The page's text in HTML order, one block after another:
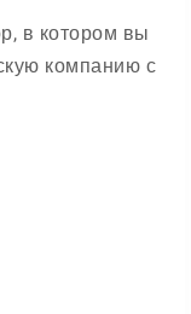
в котором вы
компанию с